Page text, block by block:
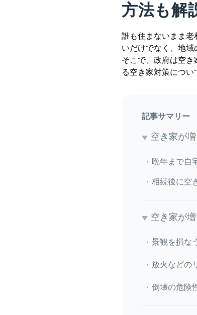
方法も解
誰も住まないまま老
いだけでなく、地域
そこで、政府は空
る空き家対策につい
記事サマリー
空き家が
晩年まで自
相続後に空
空き家が
景観を損な
放火などの
倒壊の危険